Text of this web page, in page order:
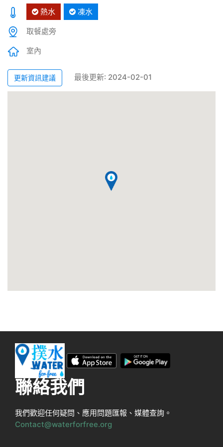
熱水 凍水
取餐處旁
室內
更新資訊建議 最後更新: 2024-02-01
聯絡我們
我們歡迎任何疑問、應用問題匯報、媒體查詢。
Contact@waterforfree.org